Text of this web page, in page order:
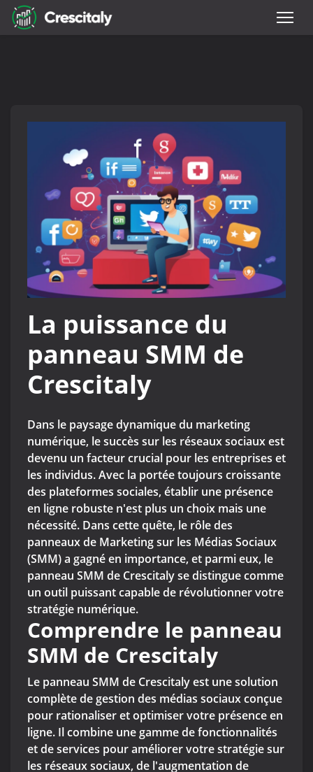
La puissance du
panneau SMM de
Crescitaly
Dans le paysage dynamique du marketing
numérique, le succès sur les réseaux sociaux est
devenu un facteur crucial pour les entreprises et
les individus. Avec la portée toujours croissante
des plateformes sociales, établir une présence
en ligne robuste n'est plus un choix mais une
nécessité. Dans cette quête, le rôle des
panneaux de Marketing sur les Médias Sociaux
(SMM) a gagné en importance, et parmi eux, le
panneau SMM de Crescitaly se distingue comme
un outil puissant capable de révolutionner votre
stratégie numérique.
Comprendre le panneau
SMM de Crescitaly
Le panneau SMM de Crescitaly est une solution
complète de gestion des médias sociaux conçue
pour rationaliser et optimiser votre présence en
ligne. Il combine une gamme de fonctionnalités
et de services pour améliorer votre stratégie sur
les réseaux sociaux, de l'augmentation de